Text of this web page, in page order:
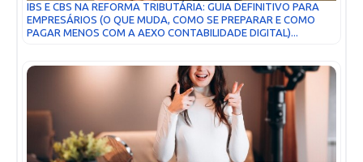
IBS E CBS NA REFORMA TRIBUTÁRIA: GUIA DEFINITIVO PARA
EMPRESÁRIOS (O QUE MUDA, COMO SE PREPARAR E COMO
PAGAR MENOS COM A AEXO CONTABILIDADE DIGITAL)...